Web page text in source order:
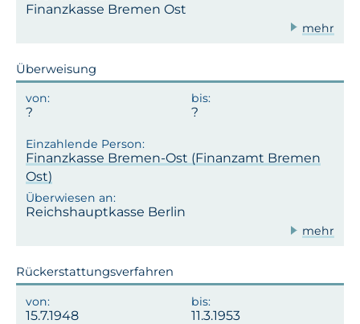
Finanzkasse Bremen Ost
mehr
Überweisung
Finanzkasse Bremen-Ost (Finanzamt Bremen
Ost)
Reichshauptkasse Berlin
mehr
Rückerstattungsverfahren
15.7.1948 11.3.1953